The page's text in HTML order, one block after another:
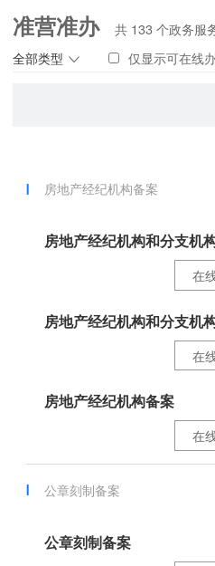
准营准办
全部类型
共 133 个政务服
仅显示可在线
房地产经纪机构备案
房地产经纪机构和分支机
在
房地产经纪机构和分支机
在
房地产经纪机构备案
在
公章刻制备案
公章刻制备案